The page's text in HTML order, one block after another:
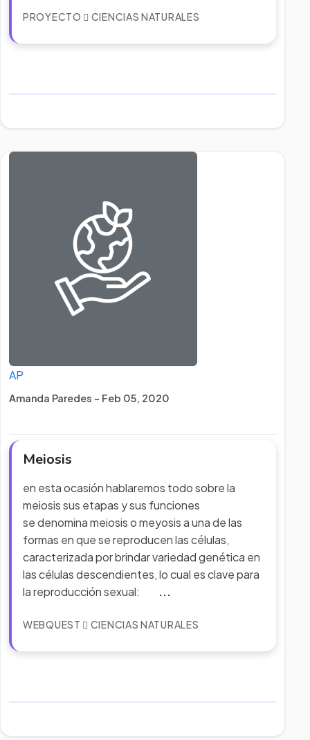
PROYECTO CIENCIAS NATURALES
AP
Amanda Paredes - Feb 05, 2020
Meiosis
en esta ocasión hablaremos todo sobre la
meiosis sus etapas y sus funciones
se denomina meiosis o meyosis a una de las
formas en que se reproducen las células,
caracterizada por brindar variedad genética en
las células descendientes, lo cual es clave para
la reproducción sexual: ...
WEBQUEST CIENCIAS NATURALES